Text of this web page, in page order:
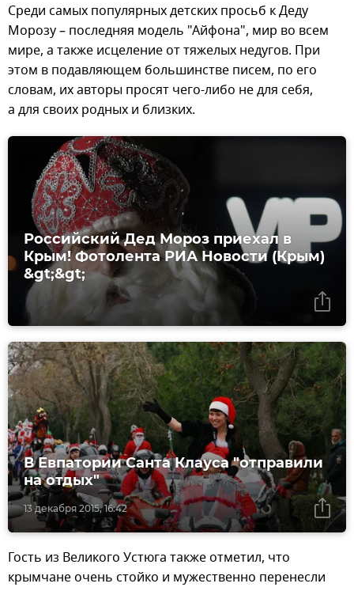
Среди самых популярных детских просьб к Деду
Морозу – последняя модель "Айфона", мир во всем
мире, а также исцеление от тяжелых недугов. При
этом в подавляющем большинстве писем, по его
словам, их авторы просят чего-либо не для себя,
а для своих родных и близких.
Российский Дед Мороз приехал в
Крым! Фотолента РИА Новости (Крым)
&gt;&gt;
13 декабря 2015, 16:42
В Евпатории Санта Клауса "отправили
на отдых"
Гость из Великого Устюга также отметил, что
крымчане очень стойко и мужественно перенесли